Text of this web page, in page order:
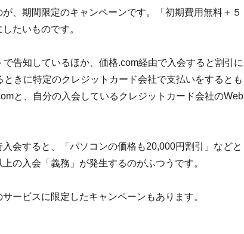
、期間限定のキャンペーンです。「初期費用無料＋５
たいものです。
告知しているほか、価格.com経由で入会すると割引に
きに特定のクレジットカード会社で支払いをするとも
と、自分の入会しているクレジットカード会社のWeb
会すると、「パソコンの価格も20,000円割引」などと
の入会「義務」が発生するのがふつうです。
ービスに限定したキャンペーンもあります。